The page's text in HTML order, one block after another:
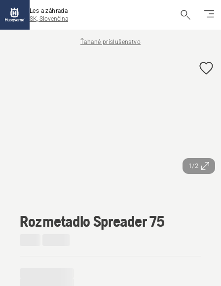
Les a záhrada
SK, Slovenčina
Ťahané príslušenstvo
1/2
Rozmetadlo Spreader 75